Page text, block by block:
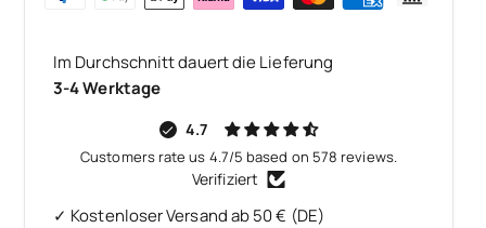
Im Durchschnitt dauert die Lieferung
3-4 Werktage
4.7
Customers rate us 4.7/5 based on 578 reviews.
Verifiziert
✓ Kostenloser Versand ab 50 € (DE)